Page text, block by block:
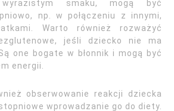
smaku, mogą być
np. w połączeniu z innymi,
Warto również rozważyć
jeśli dziecko nie ma
one bogate w błonnik i mogą być
energii.
obserwowanie reakcji dziecka
wprowadzanie go do diety.